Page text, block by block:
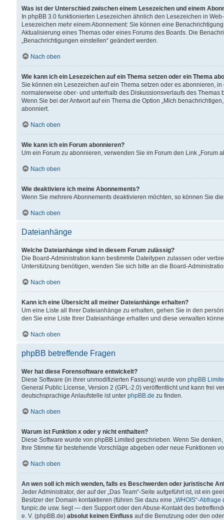
Was ist der Unterschied zwischen einem Lesezeichen und einem
In phpBB 3.0 funktionierten Lesezeichen ähnlich den Lesezeichen in
Lesezeichen mehr einem Abonnement: Sie können eine
Aktualisierung eines Themas oder eines Forums des Boards. Die
„Benachrichtigungen einstellen“ geändert werden.
Nach oben
Wie kann ich ein Lesezeichen auf ein Thema setzen oder ein Thema
Sie können ein Lesezeichen auf ein Thema setzen oder es abonnieren,
normalerweise ober- und unterhalb des Diskussionsverlaufs des Themas
Wenn Sie bei der Antwort auf ein Thema die Option „Mich
abonniert.
Nach oben
Wie kann ich ein Forum abonnieren?
Um ein Forum zu abonnieren, verwenden Sie im Forum den Link „Forum
Nach oben
Wie deaktiviere ich meine Abonnements?
Wenn Sie mehrere Abonnements deaktivieren möchten, so können Sie
Nach oben
Dateianhänge
Welche Dateianhänge sind in diesem Forum zulässig?
Die Board-Administration kann bestimmte Dateitypen zulassen oder
Unterstützung benötigen, wenden Sie sich bitte an die Board-
Nach oben
Kann ich eine Übersicht all meiner Dateianhänge erhalten?
Um eine Liste all Ihrer Dateianhänge zu erhalten, gehen Sie in den
den Sie eine Liste Ihrer Dateianhänge erhalten und diese verwalten
Nach oben
phpBB betreffende Fragen
Wer hat diese Forensoftware entwickelt?
Diese Software (in ihrer unmodifizierten Fassung) wurde von phpBB
General Public License, Version 2 (GPL-2.0) veröffentlicht und kann frei
deutschsprachige Anlaufstelle ist unter phpBB.de zu finden.
Nach oben
Warum ist Funktion x oder y nicht enthalten?
Diese Software wurde von phpBB Limited geschrieben. Wenn Sie
Ihre Stimme für bestehende Vorschläge abgeben oder neue Funktionen
Nach oben
An wen soll ich mich wenden, falls es Beschwerden oder juristische
Jeder Administrator, der auf der „Das Team“-Seite aufgeführt ist, ist ein
Besitzer der Domain kontaktieren (führen Sie dazu eine „WHOIS“-Abfrage
funpic.de usw. liegt — den Support oder den Abuse-Kontakt des
e. V. (phpBB.de) absolut keinen Einfluss auf die Benutzung oder den